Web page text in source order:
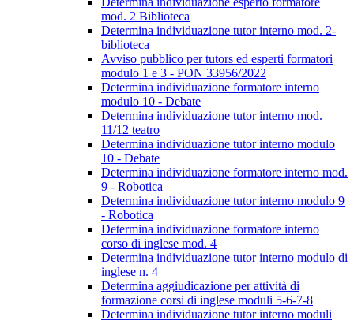
mod. 2 Biblioteca
Determina individuazione tutor interno mod. 2-
biblioteca
Avviso pubblico per tutors ed esperti formatori
modulo 1 e 3 - PON 33956/2022
Determina individuazione formatore interno
modulo 10 - Debate
Determina individuazione tutor interno mod.
11/12 teatro
Determina individuazione tutor interno modulo
10 - Debate
Determina individuazione formatore interno mod.
9 - Robotica
Determina individuazione tutor interno modulo 9
- Robotica
Determina individuazione formatore interno
corso di inglese mod. 4
Determina individuazione tutor interno modulo di
inglese n. 4
Determina aggiudicazione per attività di
formazione corsi di inglese moduli 5-6-7-8
Determina individuazione tutor interno moduli